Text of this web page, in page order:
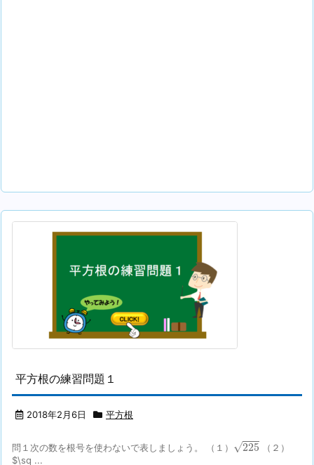
平方根の練習問題１
2018年2月6日 平方根
問１次の数を根号を使わないで表しましょう。 （１） √225
225
（２）
$\sq ...